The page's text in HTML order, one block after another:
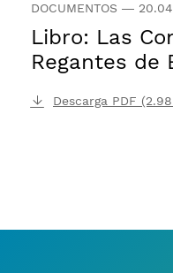
DOCUMENTOS —
Libro: Las
Regantes de
Descarga PDF